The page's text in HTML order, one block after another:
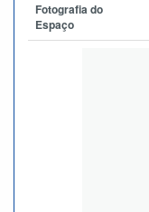
Fotografia do
Espaço